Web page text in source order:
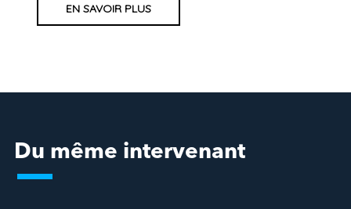
EN SAVOIR PLUS
Du même intervenant